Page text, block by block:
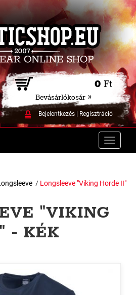
0 Ft
Bevásárlókosár »
Bejelentkezés| Regisztráció
Toggle
/ Longsleeve "Viking Horde II"
"VIKING
- KÉK